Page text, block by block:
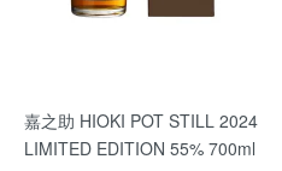
嘉之助 HIOKI POT STILL 2024
LIMITED EDITION 55% 700ml